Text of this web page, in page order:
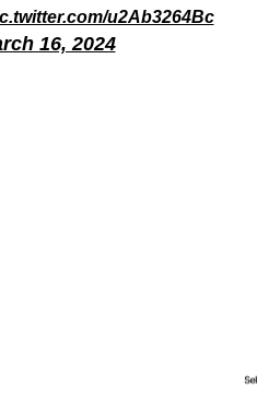
u2Ab3264Bc
16, 2024